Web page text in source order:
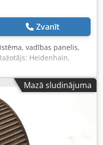
Zvanīt
vadības panelis,
Heidenhain,
LE 407 A 236 484 10 -
-Izmēri:
Sf Ejx Abrer
Mazā sludinājuma